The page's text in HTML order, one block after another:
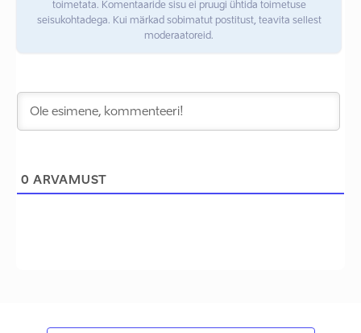
toimetata. Komentaaride sisu ei pruugi ühtida toimetuse
seisukohtadega. Kui märkad sobimatut postitust, teavita sellest
moderaatoreid.
0 ARVAMUST